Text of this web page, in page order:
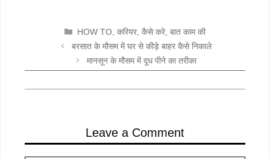
CATEGORIES
HOW TO ,करियर ,कैसे करे ,बात काम की
बरसात के मौसम में घर से कीड़े बाहर कैसे निकाले
मानसून के मौसम में दूध पीने का तरीका
Leave a Comment